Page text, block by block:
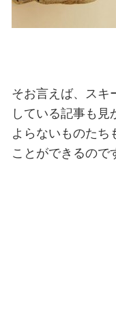
そお言えば、スキ
している記事も見
よらないものたち
ことができるので